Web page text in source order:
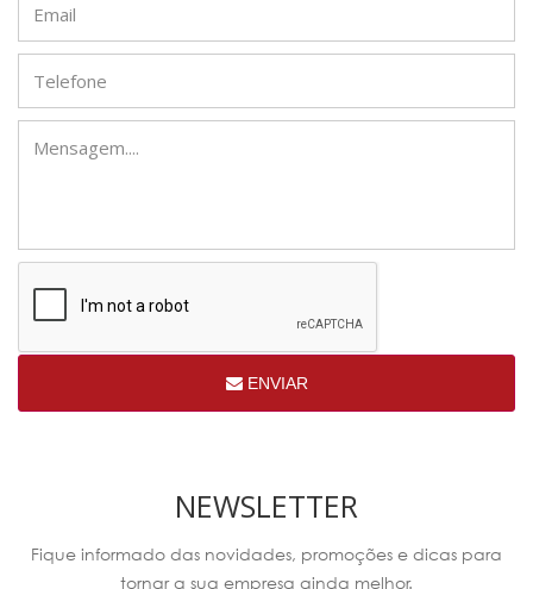
ENVIAR
NEWSLETTER
Fique informado das novidades, promoções e dicas para
tornar a sua empresa ainda melhor.